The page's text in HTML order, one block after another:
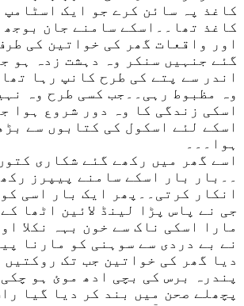
کاغذ پہ سائن کرے جو ایک اسٹامپ
کاغذ تھا۔۔اسکے سامنے جان
اور واقعات گھر کی خواتین کی
گئے جنہیں سنکر وہ دہشت زدہ ہو
اندر سے پتے کی طرح کانپ رہا
وہ مظبوط رہی۔۔جب کسی طرح وہ
اسکی زندگی کا وہ دور شروع ہوا
اسکے لئے اسکول کی کتابوں سے
ہوا۔۔۔
اسے گھر میں رکھے گئے شکاری
۔۔بار بار اسکے سامنے پیپرز
انکار کرتی۔۔پھر ایک بار اسی
جی نے پاس پڑا لینڈ لائین اٹھا
مارا اسکی ناک سے خون بہہ نکلا
نے بے دردی سے سوہنی کو مارنا
دیا گھر کی خواتین جب تک روکتیں
پندرہ برس کی بچی ادھ موئ ہو
پچھلے صحن میں بند کر دیا گیا